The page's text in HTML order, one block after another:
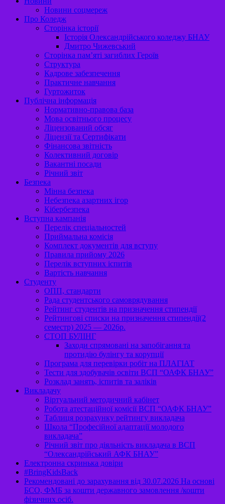
Новини соцмереж
Про Коледж
Сторінка історії
Історія Олександрійського коледжу БНАУ
Дмитро Чижевський
Сторінка пам’яті загиблих Героїв
Структура
Кадрове забезпечення
Практичне навчання
Гуртожиток
Публічна інформація
Нормативно-правова база
Мова освітнього процесу
Ліцензований обсяг
Ліцензії та Сертифікати
Фінансова звітність
Колективний договір
Вакантні посади
Річний звіт
Безпека
Мінна безпека
Небезпека азартних ігор
Кібербезпека
Вступна кампанія
Перелік спеціальностей
Приймальна комісія
Комплект документів для вступу
Правила прийому 2026
Перелік вступних іспитів
Вартість навчання
Студенту
ОПП, стандарти
Рада студентського самоврядування
Рейтинг студентів на призначення стипендії
Рейтингові списки на призначення стипендії(2
семестр) 2025 — 2026р.
СТОП БУЛІНГ
Заходи спрямовані на запобігання та
протидію булінгу та корупції
Програма для перевірки робіт на ПЛАГІАТ
Тести для здобувачів освіти ВСП “ОАФК БНАУ”
Розклад занять, іспитів та заліків
Викладачу
Віртуальний методичний кабінет
Робота атестаційної комісії ВСП “ОАФК БНАУ”
Таблиця розрахунку рейтингу викладача
Школа “Професійної адаптації молодого
викладача”
Річний звіт про діяльність викладача в ВСП
“Олександрійський АФК БНАУ”
Електронна скринька довіри
#BringKidsBack
Рекомендовані до зарахування від 30.07.2026 На основі
БСО, ФМБ за кошти державного замовлення /кошти
фізичних осіб.